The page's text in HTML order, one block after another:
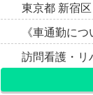
東京都 新宿区
《車通勤に
訪問看護・リ